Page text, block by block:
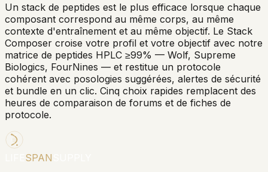
Un stack de peptides est le plus efficace lorsque chaque
composant correspond au même corps, au même
contexte d'entraînement et au même objectif. Le Stack
Composer croise votre profil et votre objectif avec notre
matrice de peptides HPLC ≥99% — Wolf, Supreme
Biologics, FourNines — et restitue un protocole
cohérent avec posologies suggérées, alertes de sécurité
et bundle en un clic. Cinq choix rapides remplacent des
heures de comparaison de forums et de fiches de
protocole.
SPAN